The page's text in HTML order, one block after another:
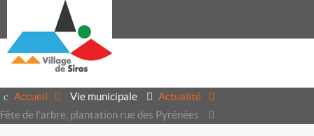
Accueil Vie municipale
Actualité
Fête de l'arbre, plantation rue des Pyrénées